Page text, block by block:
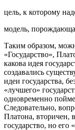
цель, к которому
модель,
Таким образом,
«Государство»,
какова идея
создавались
идеи государства,
«лучшего»
одновременно
Следовательно,
Платона, вторичен,
государство, но его